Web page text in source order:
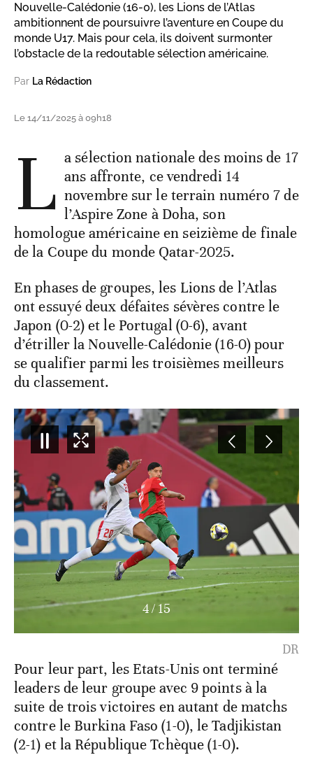
Nouvelle-Calédonie (16-0), les Lions de l’Atlas
ambitionnent de poursuivre l’aventure en Coupe du
monde U17. Mais pour cela, ils doivent surmonter
l’obstacle de la redoutable sélection américaine.
Par La Rédaction
Le 14/11/2025 à 09h18
L a sélection nationale des moins de 17
ans affronte, ce vendredi 14
novembre sur le terrain numéro 7 de
l’Aspire Zone à Doha, son
homologue américaine en seizième de finale
de la Coupe du monde Qatar-2025.
En phases de groupes, les Lions de l’Atlas
ont essuyé deux défaites sévères contre le
Japon (0-2) et le Portugal (0-6), avant
d’étriller la Nouvelle-Calédonie (16-0) pour
se qualifier parmi les troisièmes meilleurs
du classement.
5/ 15
DR
Pour leur part, les Etats-Unis ont terminé
leaders de leur groupe avec 9 points à la
suite de trois victoires en autant de matchs
contre le Burkina Faso (1-0), le Tadjikistan
(2-1) et la République Tchèque (1-0).